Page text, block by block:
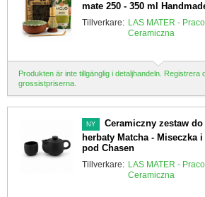
mate 250 - 350 ml
Tillverkare: LAS MATER -
Ceramiczna
Produkten är inte tillgänglig i detaljhandeln. Registrera
grossistpriserna.
NY
Ceramiczny zestaw
herbaty Matcha - Miseczka
pod Chasen
Tillverkare: LAS MATER -
Ceramiczna